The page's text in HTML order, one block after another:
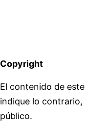
Copyright
El contenido de
indique lo
público.